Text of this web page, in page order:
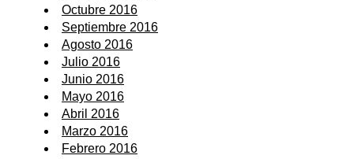
Octubre 2016
Septiembre 2016
Agosto 2016
Julio 2016
Junio 2016
Mayo 2016
Abril 2016
Marzo 2016
Febrero 2016